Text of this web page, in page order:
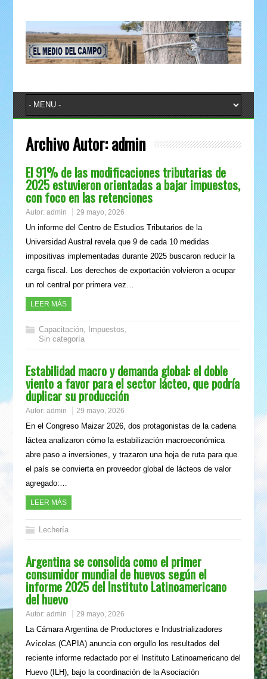
Archivo Autor:admin
El 91% de las modificaciones tributarias de
2025 estuvieron orientadas a bajar impuestos,
con foco en las retenciones
Autor: admin 29 mayo, 2026
Un informe del Centro de Estudios Tributarios de la
Universidad Austral revela que 9 de cada 10 medidas
impositivas implementadas durante 2025 buscaron reducir la
carga fiscal. Los derechos de exportación volvieron a ocupar
un rol central por primera vez…
LEER MÁS
Capacitación, Impuestos
Sin categoría
Estabilidad macro y demanda global: el doble
viento a favor para el sector lácteo, que podría
duplicar su producción
Autor: admin 29 mayo, 2026
En el Congreso Maizar 2026, dos protagonistas de la cadena
láctea analizaron cómo la estabilización macroeconómica
abre paso a inversiones, y trazaron una hoja de ruta para que
el país se convierta en proveedor global de lácteos de valor
agregado:…
LEER MÁS
Lechería
Argentina se consolida como el primer
consumidor mundial de huevos según el
informe 2025 del Instituto Latinoamericano
del huevo
Autor: admin 29 mayo, 2026
La Cámara Argentina de Productores e Industrializadores
Avícolas (CAPIA) anuncia con orgullo los resultados del
reciente informe redactado por el Instituto Latinoamericano del
Huevo (ILH), bajo la coordinación de la Asociación